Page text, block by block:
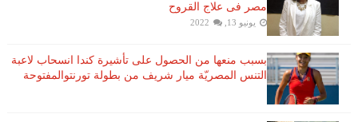
مصر فى علاج القروح
يونيو 13, 2022
بسبب منعها من الحصول على تأشيرة كندا انسحاب لاعبة ​
التنس​ المصريّة ​ميار شريف​ من بطولة ​تورنتو​المفتوحة